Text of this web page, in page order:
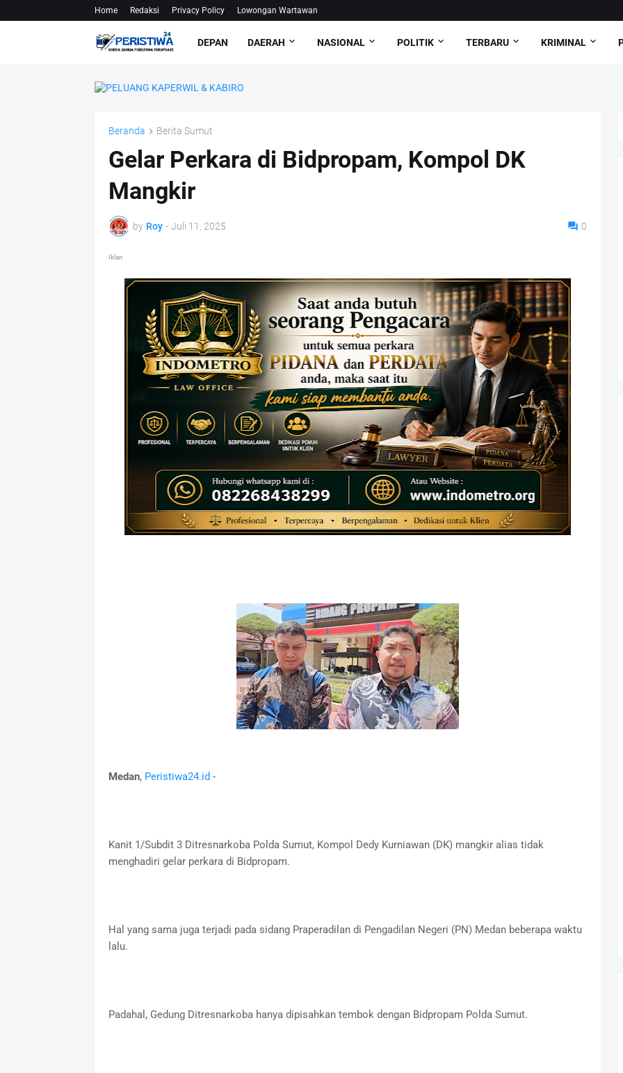
Home Redaksi Privacy Policy Lowongan Wartawan
DEPAN DAERAH NASIONAL POLITIK TERBARU KRIMINAL
Beranda Berita Sumut
Gelar Perkara di Bidpropam, Kompol DK
Mangkir
by Roy - Juli 11, 2025 0
Iklan
Medan, Peristiwa24.id -
Kanit 1/Subdit 3 Ditresnarkoba Polda Sumut, Kompol Dedy Kurniawan (DK) mangkir alias tidak
menghadiri gelar perkara di Bidpropam.
Hal yang sama juga terjadi pada sidang Praperadilan di Pengadilan Negeri (PN) Medan beberapa waktu
lalu.
Padahal, Gedung Ditresnarkoba hanya dipisahkan tembok dengan Bidpropam Polda Sumut.